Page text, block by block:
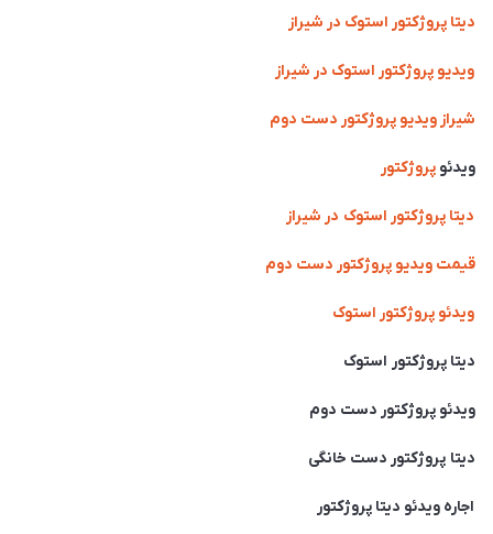
دیتا پروژکتور استوک در شیراز
ویدیو پروژکتور استوک در شیراز
شیراز ویدیو پروژکتور دست دوم
ویدئو پروژکتور
دیتا پروژکتور استوک در شیراز
قیمت ویدیو پروژکتور دست دوم
ویدئو پروژکتور استوک
دیتا پروژکتور استوک
ویدئو پروژکتور دست دوم
دیتا پروژکتور دست خانگی
اجاره ویدئو دیتا پروژکتور